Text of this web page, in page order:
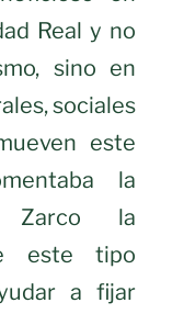
Real y no
sino en
sociales
este
la
Zarco la
este tipo
a fijar